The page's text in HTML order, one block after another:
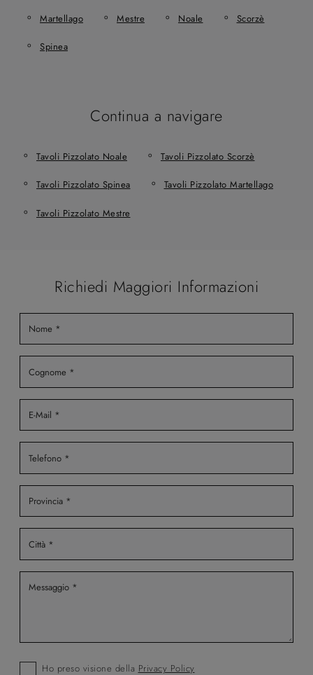
Martellago Mestre Noale Scorzè
Spinea
Continua a navigare
Tavoli Pizzolato Noale Tavoli Pizzolato Scorzè
Tavoli Pizzolato Spinea Tavoli Pizzolato Martellago
Tavoli Pizzolato Mestre
Richiedi Maggiori Informazioni
Ho preso visione della Privacy Policy